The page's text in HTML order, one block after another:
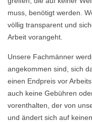
muss, benötigt werden.
völlig transparent und
Arbeit vorangeht.
Unsere Fachmänner
angekommen sind, sich
einen Endpreis vor
auch keine Gebühren
vorenthalten, der von
und ändert sich auf